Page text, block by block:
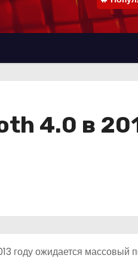
4.0 в
году ожидается массовый